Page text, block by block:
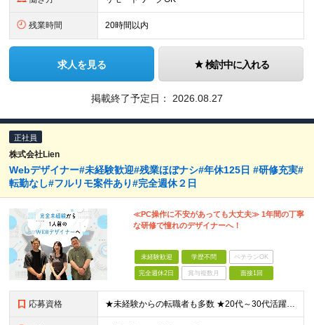
残業時間 20時間以内
求人を見る 検討中に入れる
掲載終了予定日： 2026.08.27
正社員
株式会社Lien
Webデザイナー#未経験歓迎#残業ほぼナシ#年休125⽇ #研修充実#
転勤なし#フルリモ案件あり#完全週休２日
≪PC操作に不安があっても大丈夫≫ 1年間の丁寧
な研修で憧れのデザイナーへ！
未経験歓迎 学歴不問 ベテランOK
完全週休2日 賞与複数月 面接1回
応募資格 ★未経験からの転職者も多数 ★20代～30代活躍中 ■完全未経験・第二新卒歓迎 ■学歴不問 ＼こんな方にぴったりです！／ □Web・デザイン業界に憧れがある □焦らず確実にスキルを身につけたい □自